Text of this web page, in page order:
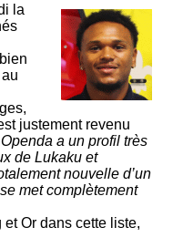
la
justement revenu
a un profil très
de Lukaku et
nouvelle d’un
met complètement
Or dans cette liste,